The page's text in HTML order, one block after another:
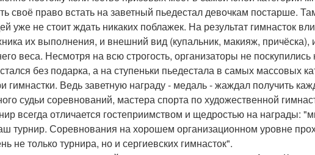
своё право встать на заветный пьедестал девочкам постарше.
уже не стоит ждать никаких поблажек. На результат гимнасток
их выполнения, и внешний вид (купальник, макияж, причёска),
веса. Несмотря на всю строгость, организаторы не
без подарка, а на ступеньки пьедестала в самых массовых
гимнастки. Ведь заветную награду - медаль - жаждал получить
судьи соревнований, мастера спорта по художественной
всегда отличается гостеприимством и щедростью на награды:
турнир. Соревнования на хорошем организационном уровне
не только турнира, но и сергиевских гимнасток".